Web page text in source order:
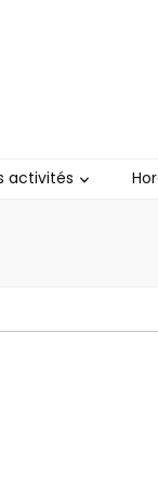
activités